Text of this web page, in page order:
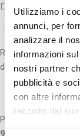
Utilizziamo i
annunci, per
analizzare il
informazioni
nostri partner
pubblicità e
con altre
raccolto dal
Docente di
Ricercatore T.D. di
degli Studi di Sassari
Per la SSML
9 CFU)